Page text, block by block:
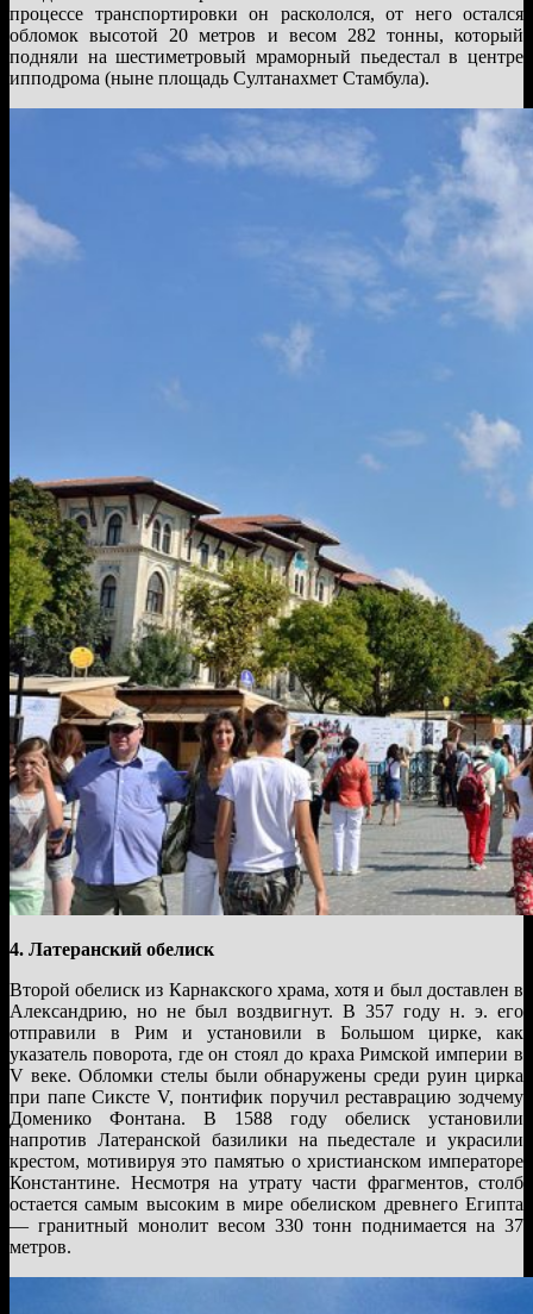
процессе транспортировки он раскололся, от него остался
обломок высотой 20 метров и весом 282 тонны, который
подняли на шестиметровый мраморный пьедестал в центре
ипподрома (ныне площадь Султанахмет Стамбула).
4. Латеранский обелиск
Второй обелиск из Карнакского храма, хотя и был доставлен в
Александрию, но не был воздвигнут. В 357 году н. э. его
отправили в Рим и установили в Большом цирке, как
указатель поворота, где он стоял до краха Римской империи в
V веке. Обломки стелы были обнаружены среди руин цирка
при папе Сиксте V, понтифик поручил реставрацию зодчему
Доменико Фонтана. В 1588 году обелиск установили
напротив Латеранской базилики на пьедестале и украсили
крестом, мотивируя это памятью о христианском императоре
Константине. Несмотря на утрату части фрагментов, столб
остается самым высоким в мире обелиском древнего Египта
— гранитный монолит весом 330 тонн поднимается на 37
метров.